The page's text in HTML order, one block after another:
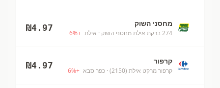
מחסני השוק
274 ברקת אילת מחסני השוק · אילת +
6%
₪4.97
קרפור
קרפור מרקט אילת (2150) · כפר סבא +
6%
₪4.97